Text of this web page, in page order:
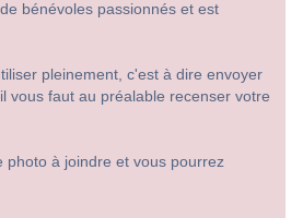
bénévoles passionnés et est
pleinement, c'est à dire envoyer
vous faut au préalable recenser votre
photo à joindre et vous pourrez